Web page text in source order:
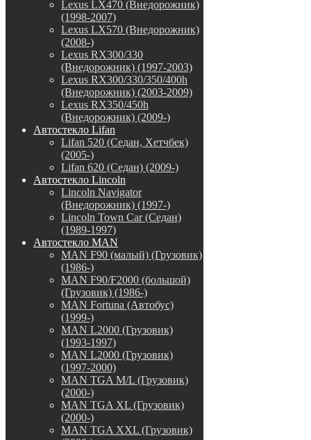
Lexus LX470 (Внедорожник)
(1998-2007)
Lexus LX570 (Внедорожник)
(2008-)
Lexus RX300/330
(Внедорожник) (1997-2003)
Lexus RX300/330/350/400h
(Внедорожник) (2003-2009)
Lexus RX350/450h
(Внедорожник) (2009-)
Автостекло Lifan
Lifan 520 (Седан, Хетчбек)
(2005-)
Lifan 620 (Седан) (2009-)
Автостекло Lincoln
Lincoln Navigator
(Внедорожник) (1997-)
Lincoln Town Car (Седан)
(1989-1997)
Автостекло MAN
MAN F90 (малый) (Грузовик)
(1986-)
MAN F90/F2000 (большой)
(Грузовик) (1986-)
MAN Fortuna (Автобус)
(1999-)
MAN L2000 (Грузовик)
(1993-1997)
MAN L2000 (Грузовик)
(1997-2000)
MAN TGA M/L (Грузовик)
(2000-)
MAN TGA XL (Грузовик)
(2000-)
MAN TGA XXL (Грузовик)